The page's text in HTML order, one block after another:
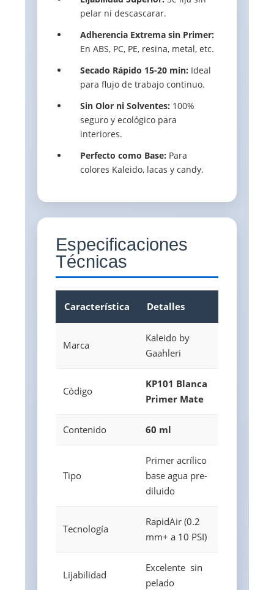
pelar ni descascarar.
Adherencia Extrema sin Primer:
En ABS, PC, PE, resina, metal, etc.
Secado Rápido 15-20 min: Ideal
para flujo de trabajo continuo.
Sin Olor ni Solventes: 100%
seguro y ecológico para
interiores.
Perfecto como Base: Para
colores Kaleido, lacas y candy.
Especificaciones
Técnicas
Característica Detalles
Marca
Kaleido by
Gaahleri
Código
KP101 Blanca
Primer Mate
Contenido 60 ml
Tipo
Primer acrílico
base agua pre-
diluido
Tecnología
RapidAir (0.2
mm+ a 10 PSI)
Lijabilidad
Excelente  sin
pelado